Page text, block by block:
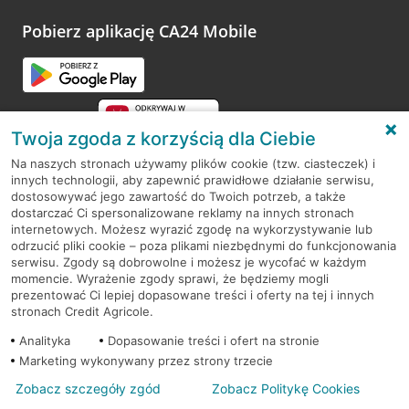
opinie.
Pobierz aplikację CA24 Mobile
RODO
Regulamin serwisu
Mapa serwisu
PolitykaCookies
© 2026 Credit Agricole Bank Polska S.A. Wszelkie prawa zastrzeżone
Twoja zgoda z korzyścią dla Ciebie
Na naszych stronach używamy plików cookie (tzw. ciasteczek) i
innych technologii, aby zapewnić prawidłowe działanie serwisu,
dostosowywać jego zawartość do Twoich potrzeb, a także
dostarczać Ci spersonalizowane reklamy na innych stronach
internetowych. Możesz wyrazić zgodę na wykorzystywanie lub
odrzucić pliki cookie – poza plikami niezbędnymi do funkcjonowania
serwisu. Zgody są dobrowolne i możesz je wycofać w każdym
momencie. Wyrażenie zgody sprawi, że będziemy mogli
prezentować Ci lepiej dopasowane treści i oferty na tej i innych
stronach Credit Agricole.
Analityka
Dopasowanie treści i ofert na stronie
Marketing wykonywany przez strony trzecie
Zobacz szczegóły zgód Zobacz Politykę Cookies